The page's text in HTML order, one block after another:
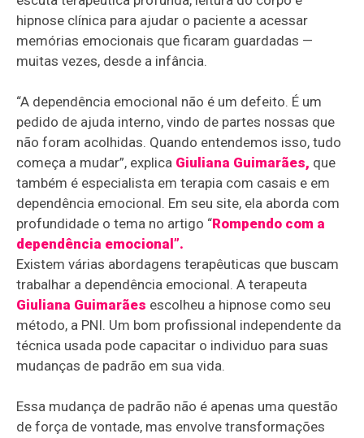
hipnose clínica para ajudar o paciente a acessar
memórias emocionais que ficaram guardadas —
muitas vezes, desde a infância.
“A dependência emocional não é um defeito. É um
pedido de ajuda interno, vindo de partes nossas que
não foram acolhidas. Quando entendemos isso, tudo
começa a mudar”, explica Giuliana Guimarães, que
também é especialista em terapia com casais e em
dependência emocional. Em seu site, ela aborda com
profundidade o tema no artigo “Rompendo com a
dependência emocional”.
Existem várias abordagens terapêuticas que buscam
trabalhar a dependência emocional. A terapeuta
Giuliana Guimarães escolheu a hipnose como seu
método, a PNI. Um bom profissional independente da
técnica usada pode capacitar o individuo para suas
mudanças de padrão em sua vida.
Essa mudança de padrão não é apenas uma questão
de força de vontade, mas envolve transformações